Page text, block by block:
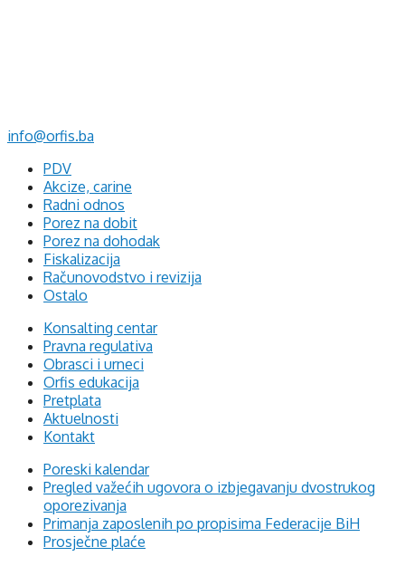
info@orfis.ba
PDV
Akcize, carine
Radni odnos
Porez na dobit
Porez na dohodak
Fiskalizacija
Računovodstvo i revizija
Ostalo
Konsalting centar
Pravna regulativa
Obrasci i urneci
Orfis edukacija
Pretplata
Aktuelnosti
Kontakt
Poreski kalendar
Pregled važećih ugovora o izbjegavanju dvostrukog
oporezivanja
Primanja zaposlenih po propisima Federacije BiH
Prosječne plaće